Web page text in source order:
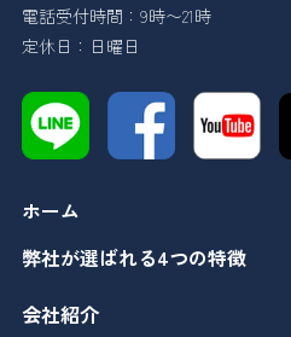
電話受付時間：9時〜21時
定休日：日曜日
ホーム
弊社が選ばれる4つの特徴
会社紹介